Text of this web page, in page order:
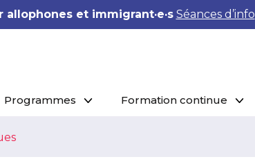
et immigrant·e·s Séances d’info
Programmes Formation continue